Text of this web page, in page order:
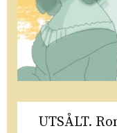
UTSÅLT.